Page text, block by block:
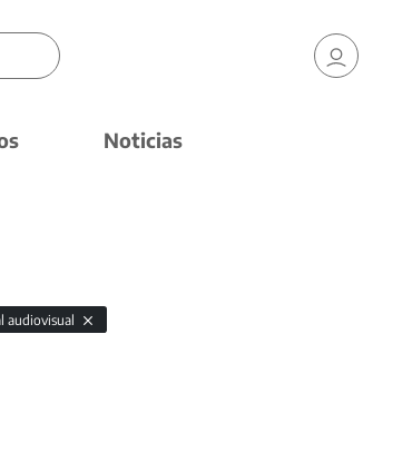
Noticias
audiovisual